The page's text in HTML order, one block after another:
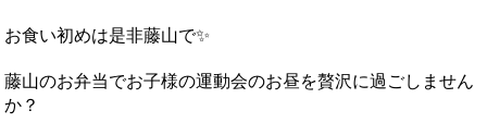
お食い初めは是非藤山で✨
藤山のお弁当でお子様の運動会のお昼を贅沢に過ごしません
か？